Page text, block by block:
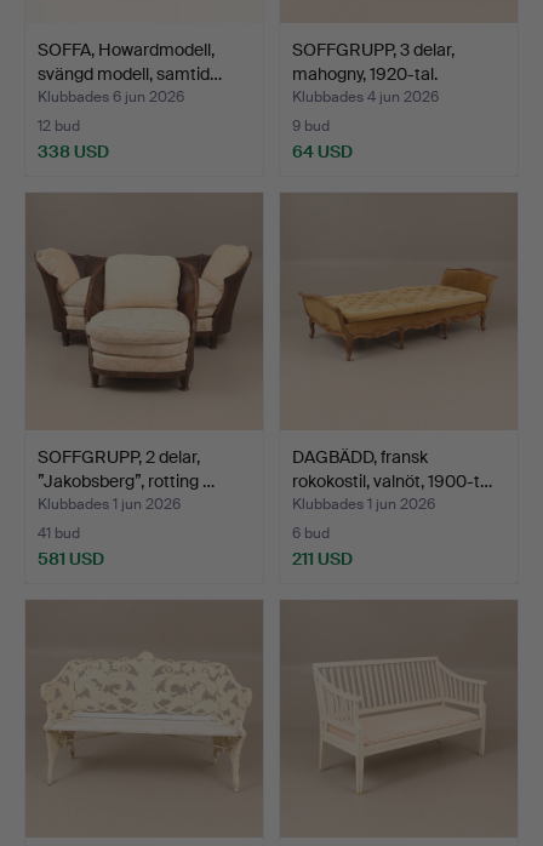
SOFFA, Howardmodell,
svängd modell, samtid…
Klubbades 6 jun 2026
12 bud
338 USD
SOFFGRUPP, 3 delar,
mahogny, 1920-tal.
Klubbades 4 jun 2026
9 bud
64 USD
SOFFGRUPP, 2 delar,
”Jakobsberg”, rotting …
Klubbades 1 jun 2026
41 bud
581 USD
DAGBÄDD, fransk
rokokostil, valnöt, 1900-t…
Klubbades 1 jun 2026
6 bud
211 USD